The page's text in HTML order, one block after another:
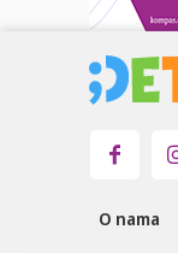
O nama